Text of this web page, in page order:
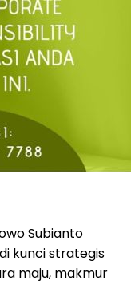
Subianto
kunci strategis
maju, makmur